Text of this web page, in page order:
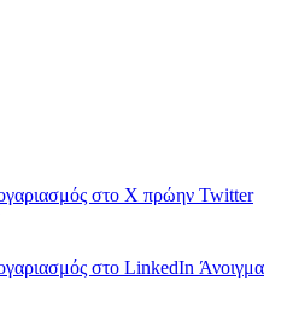
στο X πρώην Twitter
στο LinkedIn Άνοιγμα